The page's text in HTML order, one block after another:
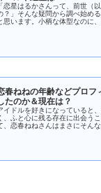
「恋星はるかさんって、前世（
？」そんな疑問から調べ始め
思います。小柄な体型なのに
春ねねの年齢などプロフ
たのか＆現在は？
イドルを好きになっていると
、ふと心に残る存在に出会う
、恋春ねねさんはまさにそん